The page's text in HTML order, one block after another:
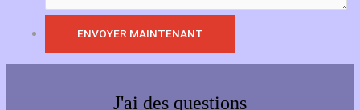
J'ai des questions